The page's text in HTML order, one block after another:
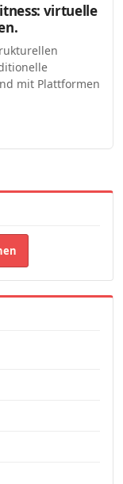
virtuelle
mit Plattformen